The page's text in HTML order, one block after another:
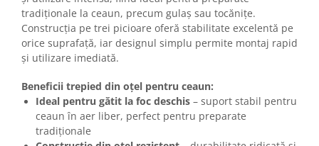
tradiționale la ceaun, precum gulaș sau tocănițe.
Construcția pe trei picioare oferă stabilitate excelentă pe
orice suprafață, iar designul simplu permite montaj rapid
și utilizare imediată.
Beneficii trepied din oțel pentru ceaun:
Ideal pentru gătit la foc deschis – suport stabil pentru
ceaun în aer liber, perfect pentru preparate
tradiționale